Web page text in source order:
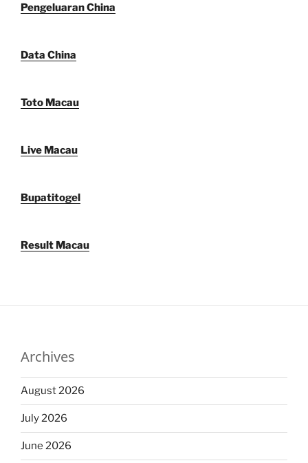
Pengeluaran China
Data China
Toto Macau
Live Macau
Bupatitogel
Result Macau
Archives
August 2026
July 2026
June 2026